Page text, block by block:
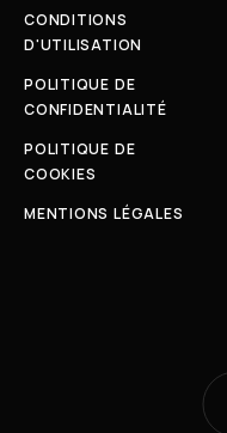
CONDITIONS
D'UTILISATION
POLITIQUE DE
CONFIDENTIALITÉ
POLITIQUE DE
COOKIES
MENTIONS LÉGALES